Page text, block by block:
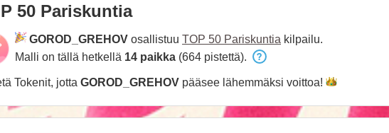
50 Pariskuntia
GOROD_GREHOV osallistuu TOP 50 Pariskuntia kilpailu.
Malli on tällä hetkellä 14 paikka (664 pistettä).
Tokenit, jotta GOROD_GREHOV pääsee lähemmäksi voittoa!